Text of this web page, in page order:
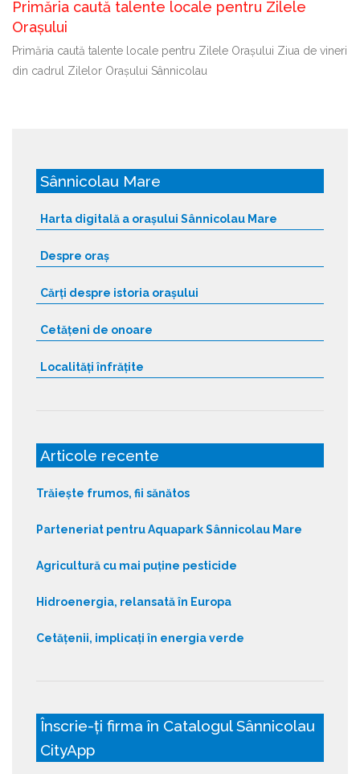
Primăria caută talente locale pentru Zilele
Orașului
Primăria caută talente locale pentru Zilele Orașului Ziua de vineri
din cadrul Zilelor Orașului Sânnicolau
Sânnicolau Mare
Harta digitală a orașului Sânnicolau Mare
Despre oraș
Cărți despre istoria orașului
Cetățeni de onoare
Localități înfrățite
Articole recente
Trăiește frumos, fii sănătos
Parteneriat pentru Aquapark Sânnicolau Mare
Agricultură cu mai puține pesticide
Hidroenergia, relansată în Europa
Cetățenii, implicați în energia verde
Înscrie-ți firma în Catalogul Sânnicolau
CityApp